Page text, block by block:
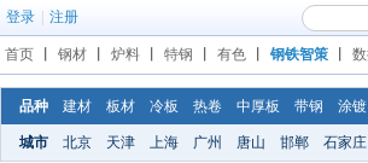
登录 注册
首页 钢材 炉料 特钢 有色 钢铁智策
品种 建材 板材 冷板 热卷 中厚板 带钢 涂镀
城市 北京 天津 上海 广州 唐山 邯郸 石家庄